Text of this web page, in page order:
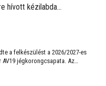
hívott kézilabda
küzd meg a serlegért. A
jegyek már
a felkészülést a 2026/2027-es
AV19 jégkorongcsapata. Az
hat fiatalja is, akik közül a